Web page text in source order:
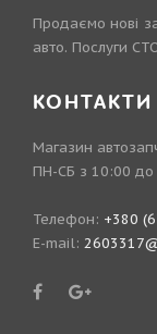
Продаємо нові
авто. Послуги
КОНТАКТИ
Магазин
ПН-СБ з 10:00 до
Телефон: +380
E-mail: